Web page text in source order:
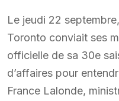
Le jeudi 22
Toronto conviait ses
officielle de sa 30e
d’affaires pour
France Lalonde,